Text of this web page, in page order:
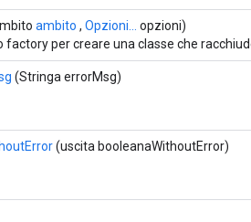
ambito , Opzioni...
opzioni)
factory per creare una classe che
(Stringa errorMsg)
(uscita booleanaWithoutError)